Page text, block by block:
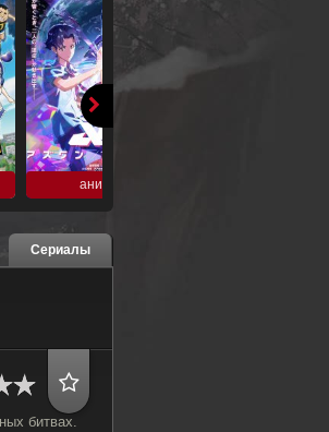
аниме
Сериалы
битвах.